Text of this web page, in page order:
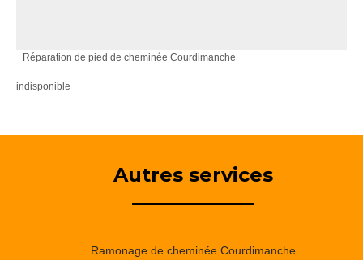
Réparation de pied de cheminée Courdimanche
indisponible
Autres services
Ramonage de cheminée Courdimanche